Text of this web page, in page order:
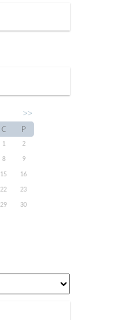
>>
C P
1
2
8
9
15
16
22
23
29
30